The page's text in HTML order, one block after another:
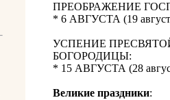
ПРЕОБРАЖЕНИЕ
* 6 АВГУСТА (19
УСПЕНИЕ
БОГОРОДИЦЫ:
* 15 АВГУСТА (28
Великие праздники: